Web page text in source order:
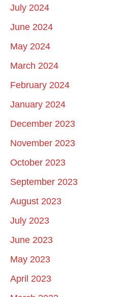
July 2024
June 2024
May 2024
March 2024
February 2024
January 2024
December 2023
November 2023
October 2023
September 2023
August 2023
July 2023
June 2023
May 2023
April 2023